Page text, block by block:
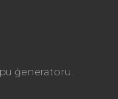
ģeneratoru.